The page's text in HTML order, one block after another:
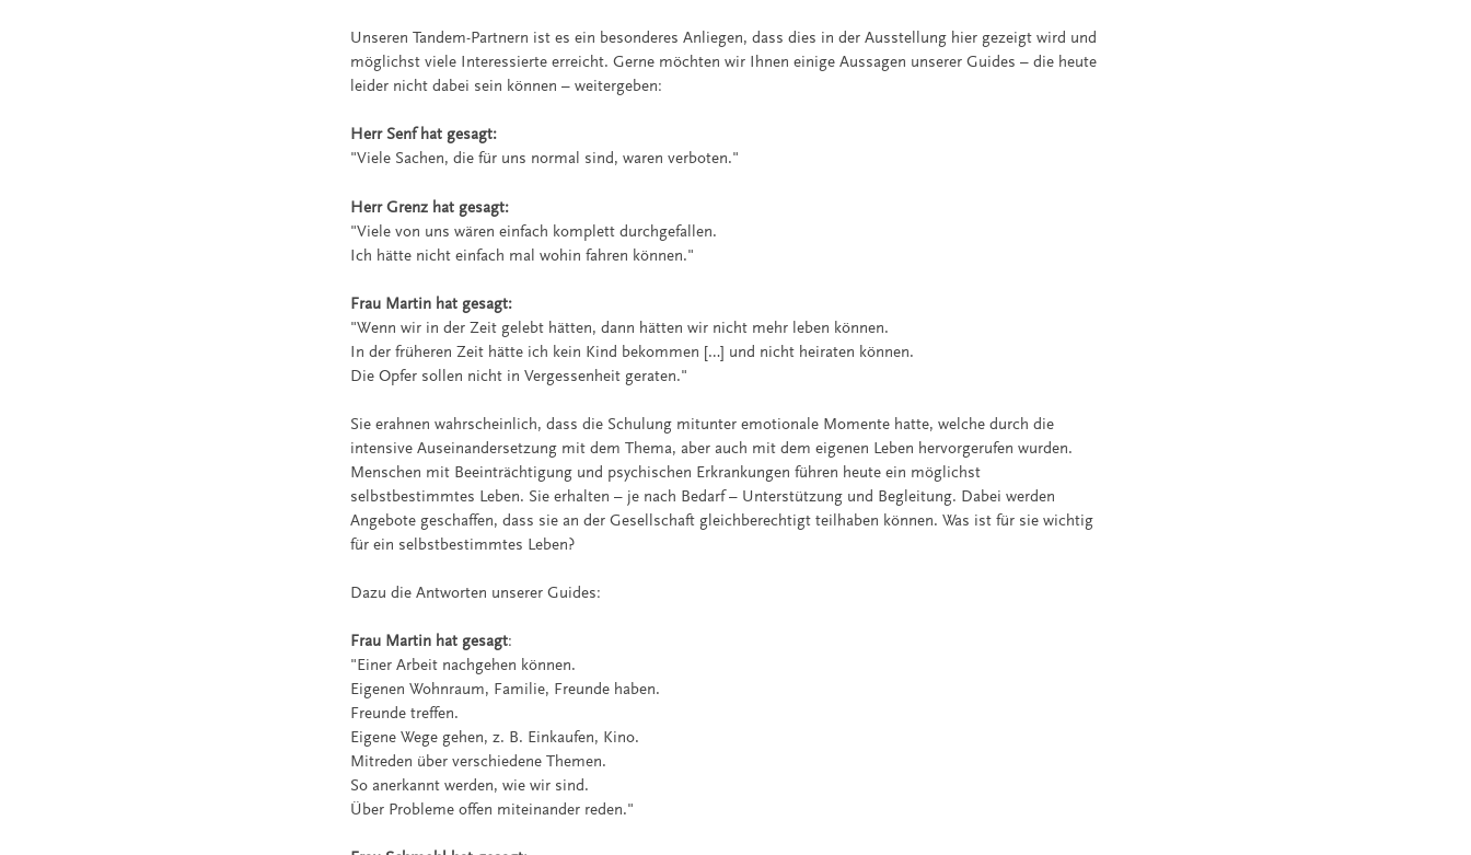
Unseren Tandem-Partnern ist es ein besonderes Anliegen, dass dies in der Ausstellung hier gezeigt wird und
möglichst viele Interessierte erreicht. Gerne möchten wir Ihnen einige Aussagen unserer Guides – die heute
leider nicht dabei sein können – weitergeben:
Herr Senf hat gesagt:
"Viele Sachen, die für uns normal sind, waren verboten."
Herr Grenz hat gesagt:
"Viele von uns wären einfach komplett durchgefallen.
Ich hätte nicht einfach mal wohin fahren können."
Frau Martin hat gesagt:
"Wenn wir in der Zeit gelebt hätten, dann hätten wir nicht mehr leben können.
In der früheren Zeit hätte ich kein Kind bekommen […] und nicht heiraten können.
Die Opfer sollen nicht in Vergessenheit geraten."
Sie erahnen wahrscheinlich, dass die Schulung mitunter emotionale Momente hatte, welche durch die
intensive Auseinandersetzung mit dem Thema, aber auch mit dem eigenen Leben hervorgerufen wurden.
Menschen mit Beeinträchtigung und psychischen Erkrankungen führen heute ein möglichst
selbstbestimmtes Leben. Sie erhalten – je nach Bedarf – Unterstützung und Begleitung. Dabei werden
Angebote geschaffen, dass sie an der Gesellschaft gleichberechtigt teilhaben können. Was ist für sie wichtig
für ein selbstbestimmtes Leben?
Dazu die Antworten unserer Guides:
Frau Martin hat gesagt:
"Einer Arbeit nachgehen können.
Eigenen Wohnraum, Familie, Freunde haben.
Freunde treffen.
Eigene Wege gehen, z. B. Einkaufen, Kino.
Mitreden über verschiedene Themen.
So anerkannt werden, wie wir sind.
Über Probleme offen miteinander reden."